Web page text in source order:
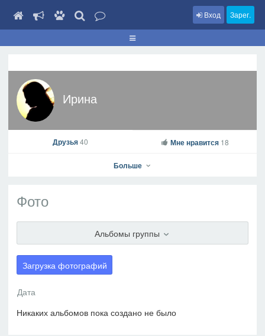
Вход Зарег.
Ирина
В друзья
Друзья40 Мне нравится 18
Больше
Фото
Альбомы группы
Загрузка фотографий
Никаких альбомов пока создано не было